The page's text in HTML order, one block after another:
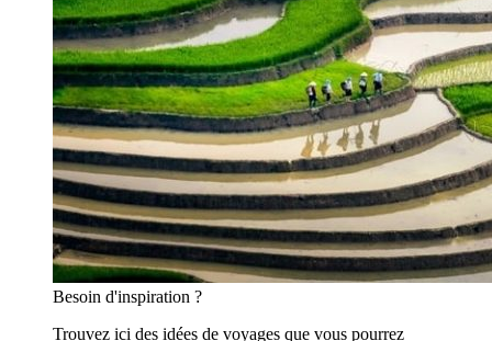
Besoin d'inspiration ?
Trouvez ici des idées de voyages que vous pourrez